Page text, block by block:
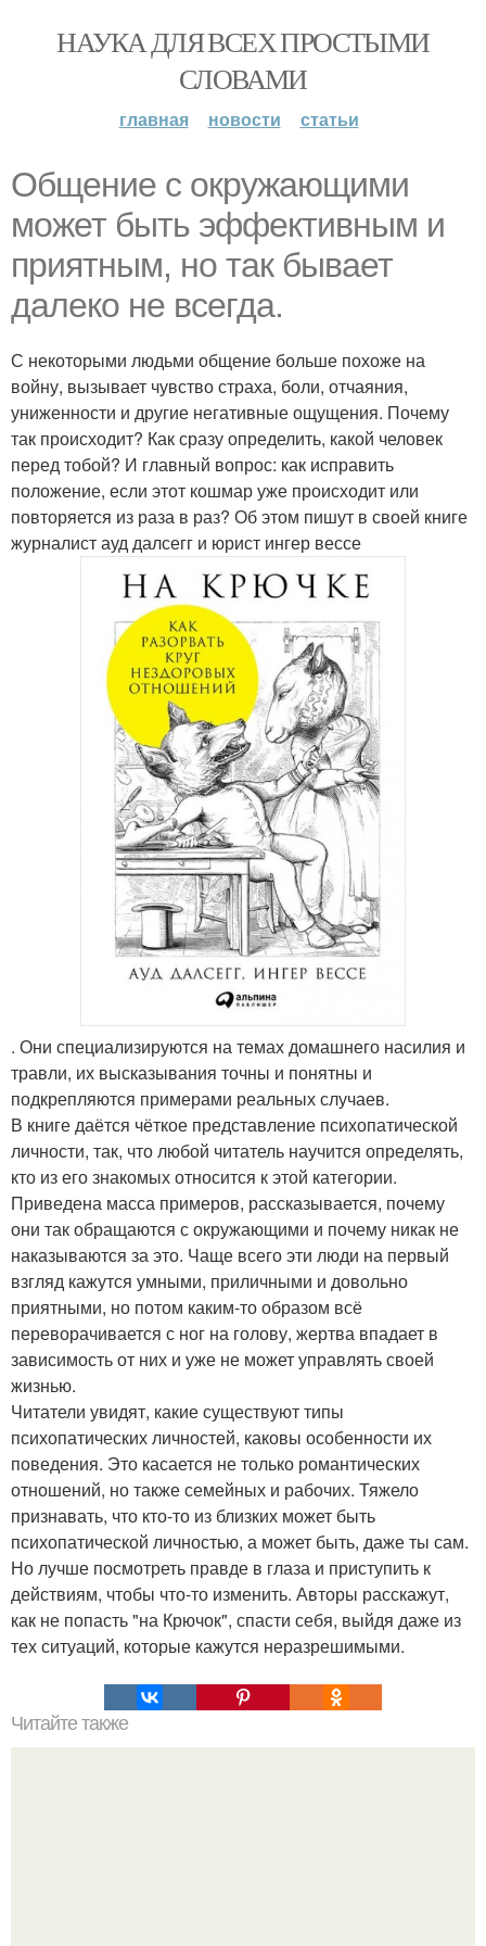
НАУКА ДЛЯ ВСЕХ ПРОСТЫМИ
СЛОВАМИ
главная новости статьи
Общение с окружающими
может быть эффективным и
приятным, но так бывает
далеко не всегда.
С некоторыми людьми общение больше похоже на
войну, вызывает чувство страха, боли, отчаяния,
униженности и другие негативные ощущения. Почему
так происходит? Как сразу определить, какой человек
перед тобой? И главный вопрос: как исправить
положение, если этот кошмар уже происходит или
повторяется из раза в раз? Об этом пишут в своей книге
журналист ауд далсегг и юрист ингер вессе
. Они специализируются на темах домашнего насилия и
травли, их высказывания точны и понятны и
подкрепляются примерами реальных случаев.
В книге даётся чёткое представление психопатической
личности, так, что любой читатель научится определять,
кто из его знакомых относится к этой категории.
Приведена масса примеров, рассказывается, почему
они так обращаются с окружающими и почему никак не
наказываются за это. Чаще всего эти люди на первый
взгляд кажутся умными, приличными и довольно
приятными, но потом каким-то образом всё
переворачивается с ног на голову, жертва впадает в
зависимость от них и уже не может управлять своей
жизнью.
Читатели увидят, какие существуют типы
психопатических личностей, каковы особенности их
поведения. Это касается не только романтических
отношений, но также семейных и рабочих. Тяжело
признавать, что кто-то из близких может быть
психопатической личностью, а может быть, даже ты сам.
Но лучше посмотреть правде в глаза и приступить к
действиям, чтобы что-то изменить. Авторы расскажут,
как не попасть "на Крючок", спасти себя, выйдя даже из
тех ситуаций, которые кажутся неразрешимыми.
Читайте также